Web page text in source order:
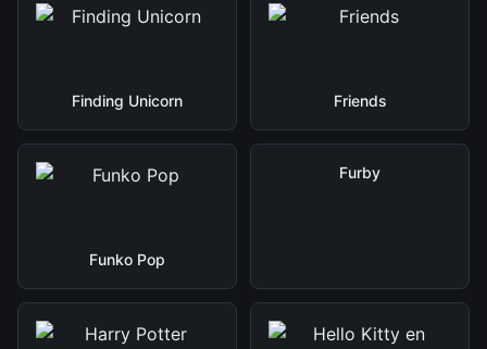
Finding Unicorn Friends
Funko Pop
Furby